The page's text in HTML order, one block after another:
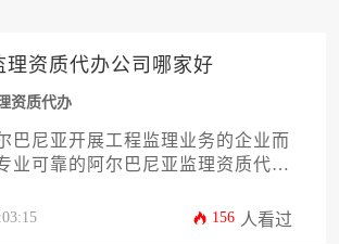
理资质代办公司哪家好
资质代办
巴尼亚开展工程监理业务的企业而
业可靠的阿尔巴尼亚监理资质代办
程的深刻理解，拥有丰富的本地化
156 人看过